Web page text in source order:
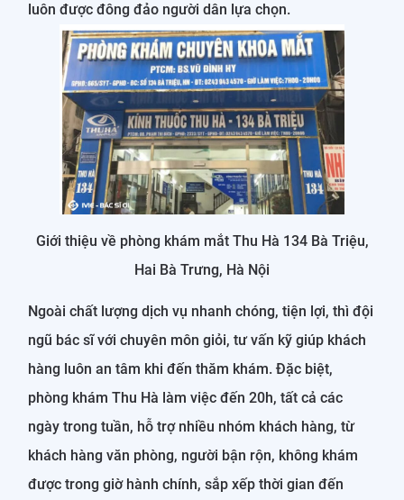
luôn được đông đảo người dân lựa chọn.
Giới thiệu về phòng khám mắt Thu Hà 134 Bà Triệu,
Hai Bà Trưng, Hà Nội
Ngoài chất lượng dịch vụ nhanh chóng, tiện lợi, thì đội
ngũ bác sĩ với chuyên môn giỏi, tư vấn kỹ giúp khách
hàng luôn an tâm khi đến thăm khám. Đặc biệt,
phòng khám Thu Hà làm việc đến 20h, tất cả các
ngày trong tuần, hỗ trợ nhiều nhóm khách hàng, từ
khách hàng văn phòng, người bận rộn, không khám
được trong giờ hành chính, sắp xếp thời gian đến